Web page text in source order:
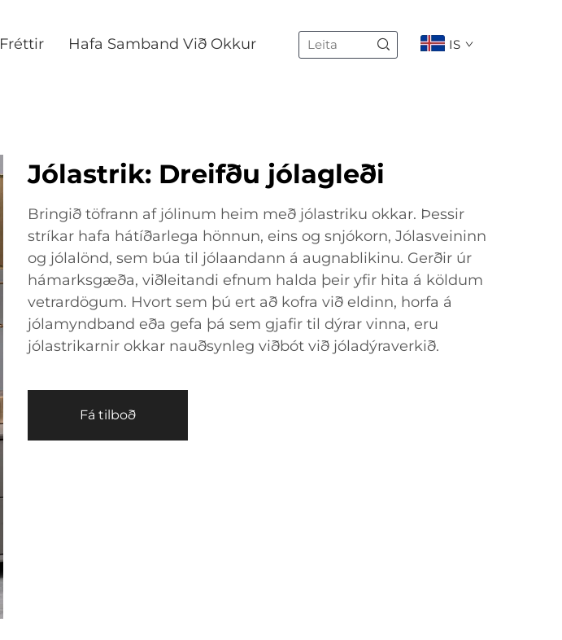
Fréttir Hafa Samband Við Okkur IS
Jólastrik: Dreifðu jólagleði
Bringið töfrann af jólinum heim með jólastriku okkar. Þessir
stríkar hafa hátíðarlega hönnun, eins og snjókorn, Jólasveininn
og jólalönd, sem búa til jólaandann á augnablikinu. Gerðir úr
hámarksgæða, viðleitandi efnum halda þeir yfir hita á köldum
vetrardögum. Hvort sem þú ert að kofra við eldinn, horfa á
jólamyndband eða gefa þá sem gjafir til dýrar vinna, eru
jólastrikarnir okkar nauðsynleg viðbót við jóladýraverkið.
Fá tilboð